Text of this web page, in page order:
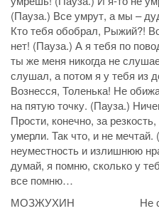
(Пауза.) Все умрут, а мы –
Кто тебя обобрал, Рыжий?!
нет! (Пауза.) А я тебя по
ты же меня никогда не
слушал, а потом я у тебя из
Вознесся, Толенька! Не
на пятую точку. (Пауза.)
Прости, конечно, за
умерли. Так что, и не
неуместность и излишнюю
думай, я помню, сколько у
все помню…
МОЗЖУХИН Не